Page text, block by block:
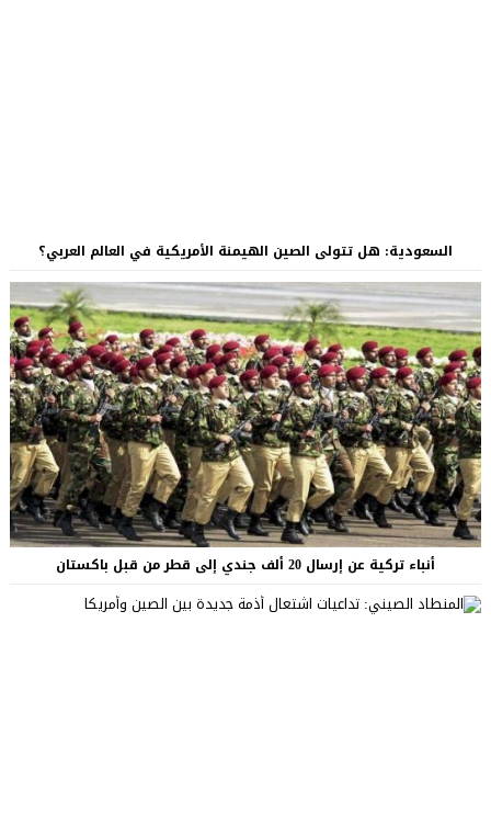
السعودية: هل تتولى الصين الهيمنة الأمريكية في العالم العربي؟
أنباء تركية عن إرسال 20 ألف جندي إلى قطر من قبل باكستان